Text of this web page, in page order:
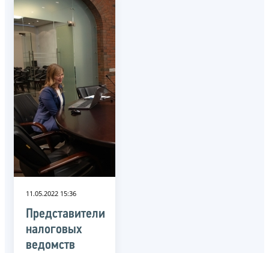
11.05.2022 15:36
Представители
налоговых
ведомств